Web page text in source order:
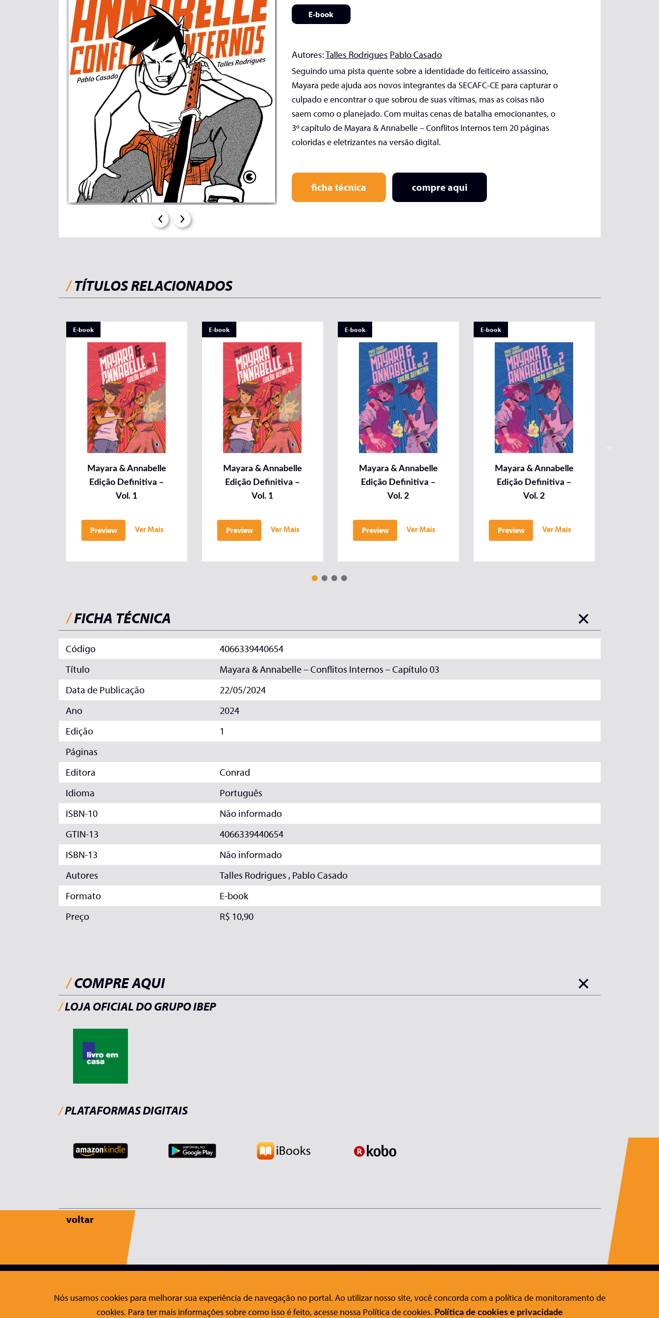
E-book
Autores:Talles Rodrigues Pablo Casado
Seguindo uma pista quente sobre a identidade do feiticeiro assassino,
Mayara pede ajuda aos novos integrantes da SECAFC-CE para capturar o
culpado e encontrar o que sobrou de suas vítimas, mas as coisas não
saem como o planejado. Com muitas cenas de batalha emocionantes, o
3º capítulo de Mayara & Annabelle – Conflitos Internos tem 20 páginas
coloridas e eletrizantes na versão digital.
ficha técnica compre aqui
/TÍTULOS RELACIONADOS
E-book
Mayara & Annabelle
Edição Definitiva –
Vol. 1
Preview Ver Mais
E-book
Mayara & Annabelle
Edição Definitiva –
Vol. 1
Preview Ver Mais
E-book
Mayara & Annabelle
Edição Definitiva –
Vol. 2
Preview Ver Mais
E-book
Mayara & Annabelle
Edição Definitiva –
Vol. 2
Preview Ver Mais
/FICHA TÉCNICA
Código
4066339440654
Título
Mayara & Annabelle – Conflitos Internos – Capítulo 03
Data de Publicação
22/05/2024
Ano
2024
Edição
1
Páginas
Editora
Conrad
Idioma
Português
ISBN-10
Não informado
GTIN-13
4066339440654
ISBN-13
Não informado
Autores
Talles Rodrigues , Pablo Casado
Formato
E-book
Preço
R$ 10,90
/COMPRE AQUI
/LOJA OFICIAL DO GRUPO IBEP
/PLATAFORMAS DIGITAIS
voltar
Sobre a Conrad
Publicações
Contato
Formulário Acessível
FAQ
Onde Comprar
Rua Gomes de Carvalho, 1306 , 11º
andar Vila Olímpia - São Paulo - SP
CEP 04547-005
Nós usamos cookies para melhorar sua experiência de navegação no portal. Ao utilizar nosso site, você concorda com a política de monitoramento de
cookies. Para ter mais informações sobre como isso é feito, acesse nossa Política de cookies. Política de cookies e privacidade